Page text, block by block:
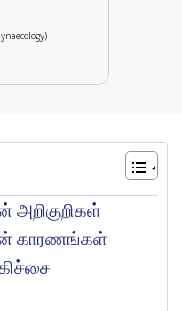
அறிகுறிகள்
காரணங்கள்